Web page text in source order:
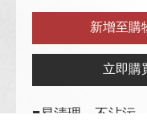
新增至購
立即購
■易清理、不沾污